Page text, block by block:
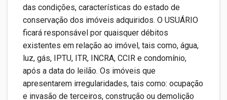
das condições, características do estado de
conservação dos imóveis adquiridos. O USUÁRIO
ficará responsável por quaisquer débitos
existentes em relação ao imóvel, tais como, água,
luz, gás, IPTU, ITR, INCRA, CCIR e condomínio,
após a data do leilão. Os imóveis que
apresentarem irregularidades, tais como: ocupação
e invasão de terceiros, construção ou demolição